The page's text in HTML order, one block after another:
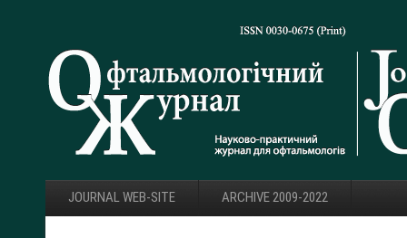
JOURNAL WEB-SITE ARCHIVE 2009-2022